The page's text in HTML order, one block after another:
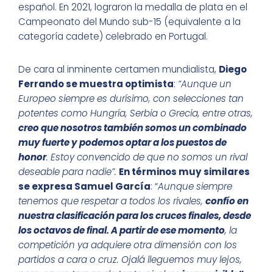
español. En 2021, lograron la medalla de plata en el
Campeonato del Mundo sub-15 (equivalente a la
categoría cadete) celebrado en Portugal.
De cara al inminente certamen mundialista, Diego
Ferrando se muestra optimista: “Aunque un
Europeo siempre es durísimo, con selecciones tan
potentes como Hungría, Serbia o Grecia, entre otras,
creo que nosotros también somos un combinado
muy fuerte y podemos optar a los puestos de
honor. Estoy convencido de que no somos un rival
deseable para nadie”. En términos muy similares
se expresa Samuel García: “Aunque siempre
tenemos que respetar a todos los rivales, confío en
nuestra clasificación para los cruces finales, desde
los octavos de final. A partir de ese momento, la
competición ya adquiere otra dimensión con los
partidos a cara o cruz. Ojalá lleguemos muy lejos,